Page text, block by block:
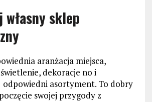
własny sklep
aranżacja miejsca,
dekoracje no i
odpowiedni asortyment. To dobry
swojej przygody z